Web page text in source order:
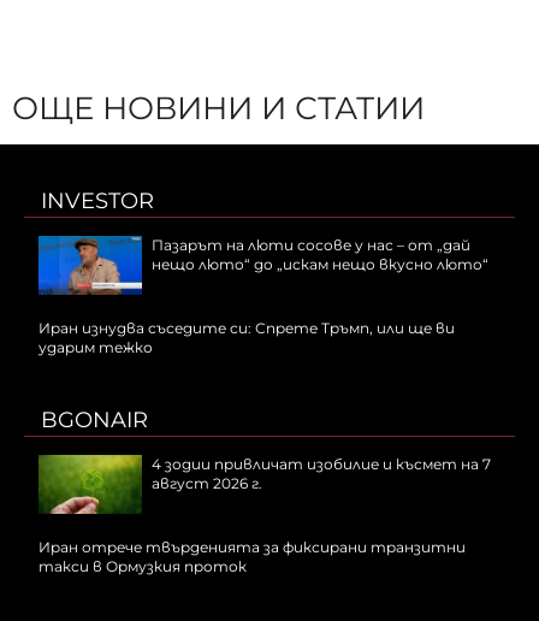
ОЩЕ НОВИНИ И СТАТИИ
INVESTOR
Пазарът на люти сосове у нас – от „дай
нещо люто“ до „искам нещо вкусно люто“
Иран изнудва съседите си: Спрете Тръмп, или ще ви
ударим тежко
BGONAIR
4 зодии привличат изобилие и късмет на 7
август 2026 г.
Иран отрече твърденията за фиксирани транзитни
такси в Ормузкия проток